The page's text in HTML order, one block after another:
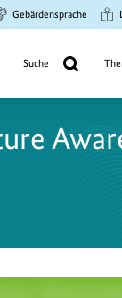
Gebärdensprache
Suche
A
Z